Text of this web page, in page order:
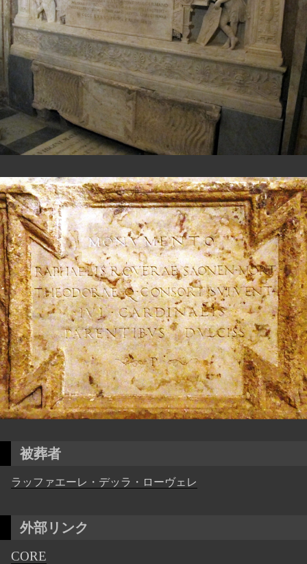
被葬者
ラッファエーレ・デッラ・ローヴェレ
外部リンク
CORE